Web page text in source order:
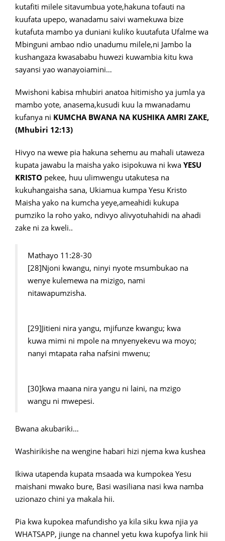
kutafiti milele sitavumbua yote,hakuna tofauti na
kuufata upepo, wanadamu saivi wamekuwa bize
kutafuta mambo ya duniani kuliko kuutafuta Ufalme wa
Mbinguni ambao ndio unadumu milele,ni Jambo la
kushangaza kwasababu huwezi kuwambia kitu kwa
sayansi yao wanayoiamini…
Mwishoni kabisa mhubiri anatoa hitimisho ya jumla ya
mambo yote, anasema,kusudi kuu la mwanadamu
kufanya ni KUMCHA BWANA NA KUSHIKA AMRI ZAKE,
(Mhubiri 12:13)
Hivyo na wewe pia hakuna sehemu au mahali utaweza
kupata jawabu la maisha yako isipokuwa ni kwa YESU
KRISTO pekee, huu ulimwengu utakutesa na
kukuhangaisha sana, Ukiamua kumpa Yesu Kristo
Maisha yako na kumcha yeye,ameahidi kukupa
pumziko la roho yako, ndivyo alivyotuhahidi na ahadi
zake ni za kweli..
Mathayo 11:28-30
[28]Njoni kwangu, ninyi nyote msumbukao na
wenye kulemewa na mizigo, nami
nitawapumzisha.
[29]Jitieni nira yangu, mjifunze kwangu; kwa
kuwa mimi ni mpole na mnyenyekevu wa moyo;
nanyi mtapata raha nafsini mwenu;
[30]kwa maana nira yangu ni laini, na mzigo
wangu ni mwepesi.
Bwana akubariki…
Washirikishe na wengine habari hizi njema kwa kushea
Ikiwa utapenda kupata msaada wa kumpokea Yesu
maishani mwako bure, Basi wasiliana nasi kwa namba
uzionazo chini ya makala hii.
Pia kwa kupokea mafundisho ya kila siku kwa njia ya
WHATSAPP, jiunge na channel yetu kwa kupofya link hii